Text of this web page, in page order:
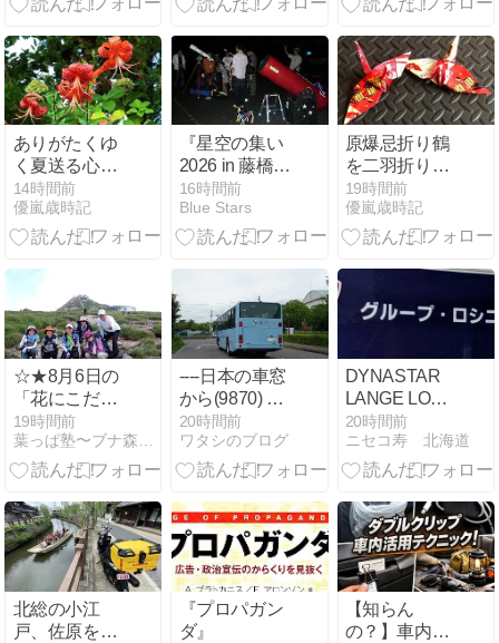
が到着｜今回
も「串家物語
串かつセッ
ト」を選択し
ました
漬け」が届き
ました｜青森
銀行×みちの
く銀行の歩み
とともに
ありがたくゆ
く夏送る心地
かな
14時間前
優嵐歳時記
『星空の集い
2026 in 藤橋』
開催情報まと
め
16時間前
Blue Stars
原爆忌折り鶴
を二羽折りに
けり
19時間前
優嵐歳時記
☆★8月6日の
「花にこだわ
る月山」
19時間前
葉っぱ塾〜ブナ森から吹く風
----日本の車窓
から(9870) ：
伊勢鉄道 伊勢
線 ： 中瀬古⇒
伊勢上野 18
20時間前
ワタシのブログ
DYNASTAR
LANGE LOOK
ROSSIGNOL
20時間前
ニセコ寿 北海道
北総の小江
戸、佐原を経
『プロパガン
ダ』
【知らん
の？】車内の